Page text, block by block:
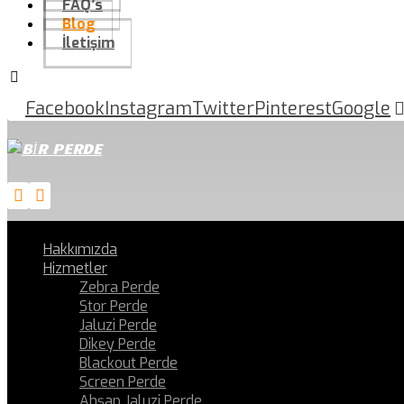
FAQ’s
Blog
İletişim
FacebookInstagramTwitterPinterestGoogle
Hakkımızda
Hizmetler
Zebra Perde
Stor Perde
Jaluzi Perde
Dikey Perde
Blackout Perde
Screen Perde